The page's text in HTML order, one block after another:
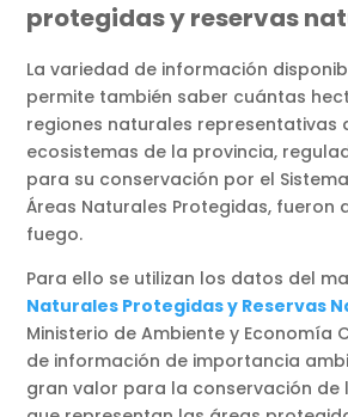
protegidas y reservas
La variedad de información
permite también saber cuántas
regiones naturales representativas
ecosistemas de la provincia,
para su conservación por el
Áreas Naturales Protegidas, fueron
fuego.
Para ello se utilizan los datos del
Naturales Protegidas y Reservas
Ministerio de Ambiente y Economía
de información de importancia
gran valor para la conservación de